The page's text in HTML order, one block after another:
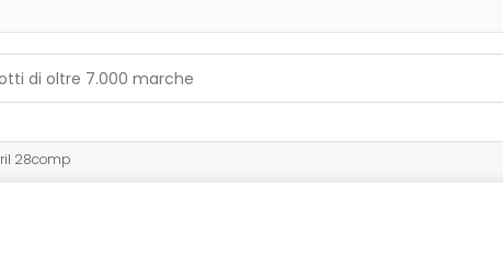
28comp